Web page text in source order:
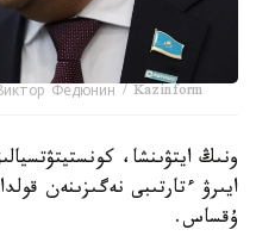
Федюнин / Kazinform
ونىڭ ايتۋىنشا،
ايىرۋ ءتارتىبى نەگىزىنەن
ۇقساس.